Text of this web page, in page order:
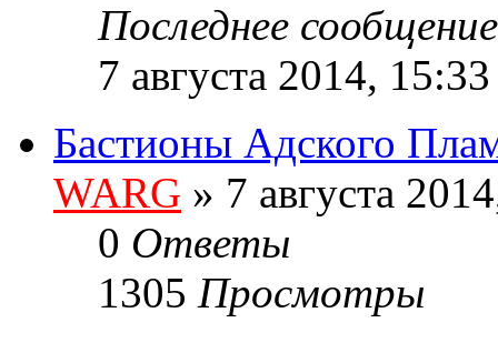
Последнее
7 августа 2014, 15:33
Бастионы Адского
WARG » 7 августа
0 Ответы
1305 Просмотры